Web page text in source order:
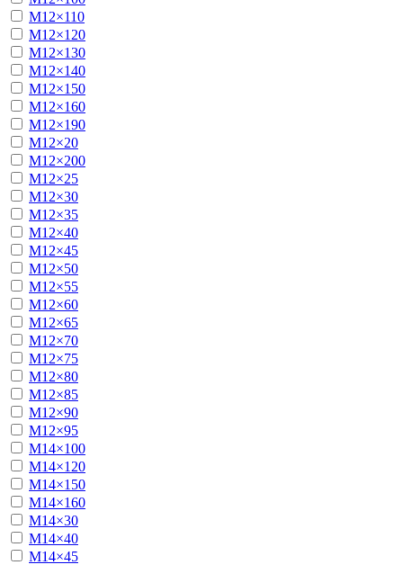
М12×110
М12×120
М12×130
М12×140
М12×150
М12×160
М12×190
М12×20
М12×200
М12×25
М12×30
М12×35
М12×40
М12×45
М12×50
М12×55
М12×60
М12×65
М12×70
М12×75
М12×80
М12×85
М12×90
М12×95
М14×100
М14×120
М14×150
М14×160
М14×30
М14×40
М14×45